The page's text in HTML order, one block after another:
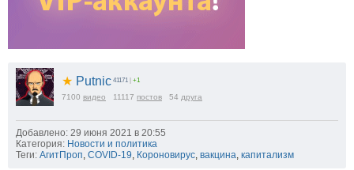
★ Putnic 41171 +1
7100 видео 11117 постов 54 друга
Добавлено: 29 июня 2021 в 20:55
Категория: Новости и политика
Теги: АгитПроп, COVID-19, Короновирус, вакцина, капитализм